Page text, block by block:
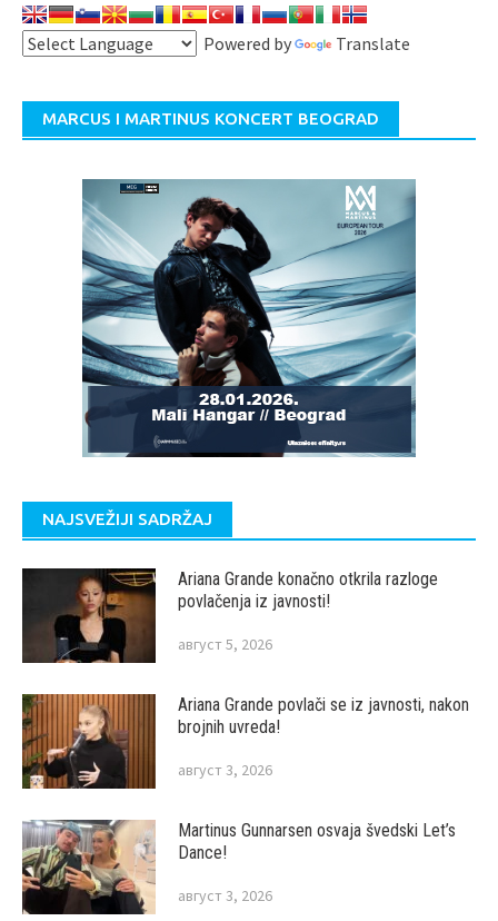
Powered by Translate
MARCUS I MARTINUS KONCERT BEOGRAD
NAJSVEŽIJI SADRŽAJ
Ariana Grande konačno otkrila razloge
povlačenja iz javnosti!
август 5, 2026
Ariana Grande povlači se iz javnosti, nakon
brojnih uvreda!
август 3, 2026
Martinus Gunnarsen osvaja švedski Let’s
Dance!
август 3, 2026